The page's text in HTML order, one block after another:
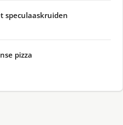
speculaaskruiden
pizza